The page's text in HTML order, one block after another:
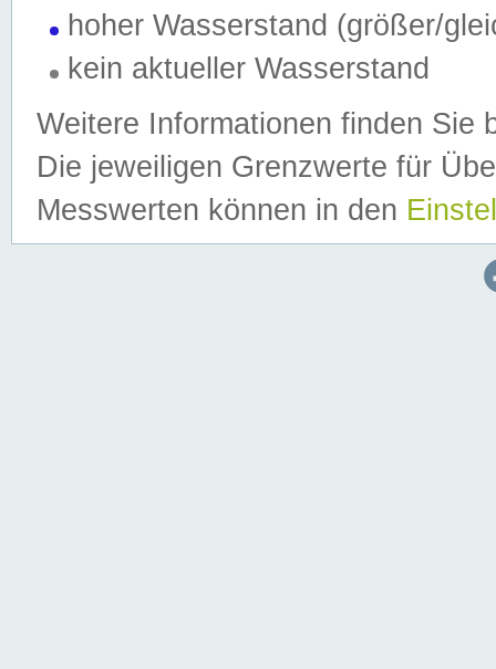
hoher Wasserstand (größer/
kein aktueller Wasserstand
Weitere Informationen finden Sie
Die jeweiligen Grenzwerte für
Messwerten können in den